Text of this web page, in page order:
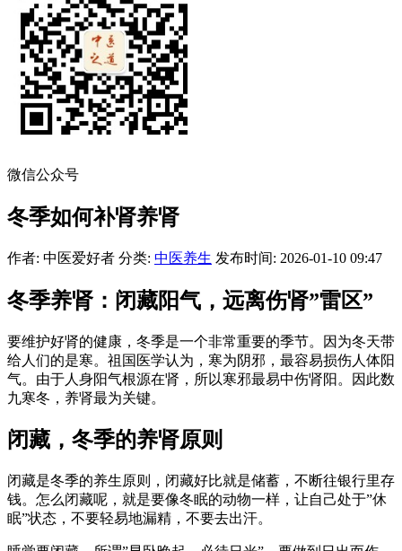
微信公众号
冬季如何补肾养肾
作者: 中医爱好者 分类: 中医养生 发布时间: 2026-01-10 09:47
冬季养肾：闭藏阳气，远离伤肾”雷区”
要维护好肾的健康，冬季是一个非常重要的季节。因为冬天带
给人们的是寒。祖国医学认为，寒为阴邪，最容易损伤人体阳
气。由于人身阳气根源在肾，所以寒邪最易中伤肾阳。因此数
九寒冬，养肾最为关键。
闭藏，冬季的养肾原则
闭藏是冬季的养生原则，闭藏好比就是储蓄，不断往银行里存
钱。怎么闭藏呢，就是要像冬眠的动物一样，让自己处于”休
眠”状态，不要轻易地漏精，不要去出汗。